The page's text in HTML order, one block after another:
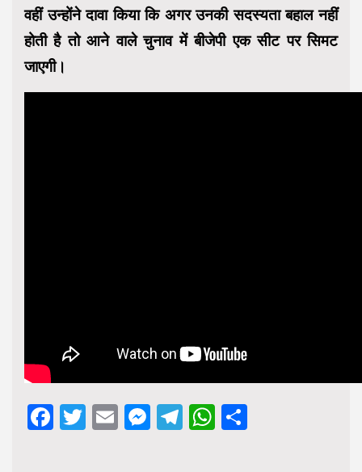
वहीं उन्होंने दावा किया कि अगर उनकी सदस्यता बहाल नहीं
होती है तो आने वाले चुनाव में बीजेपी एक सीट पर सिमट
जाएगी।
Facebook
Twitter
EmailMessenger
Telegram
WhatsApp